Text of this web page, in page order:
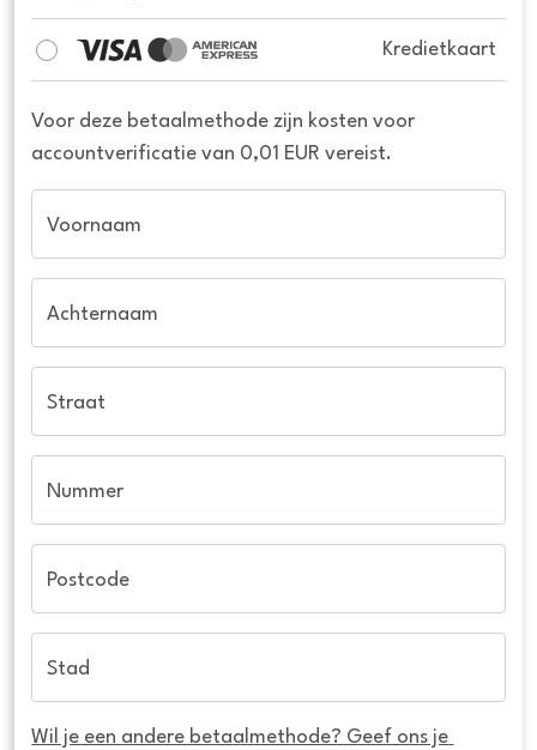
Kredietkaart
Voor deze betaalmethode zijn kosten voor
accountverificatie van 0,01 EUR vereist.
Voornaam
Achternaam
Straat
Nummer
Postcode
Stad
Wil je een andere betaalmethode? Geef ons je